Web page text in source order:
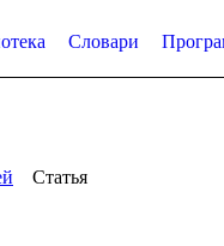
Словари
Статья